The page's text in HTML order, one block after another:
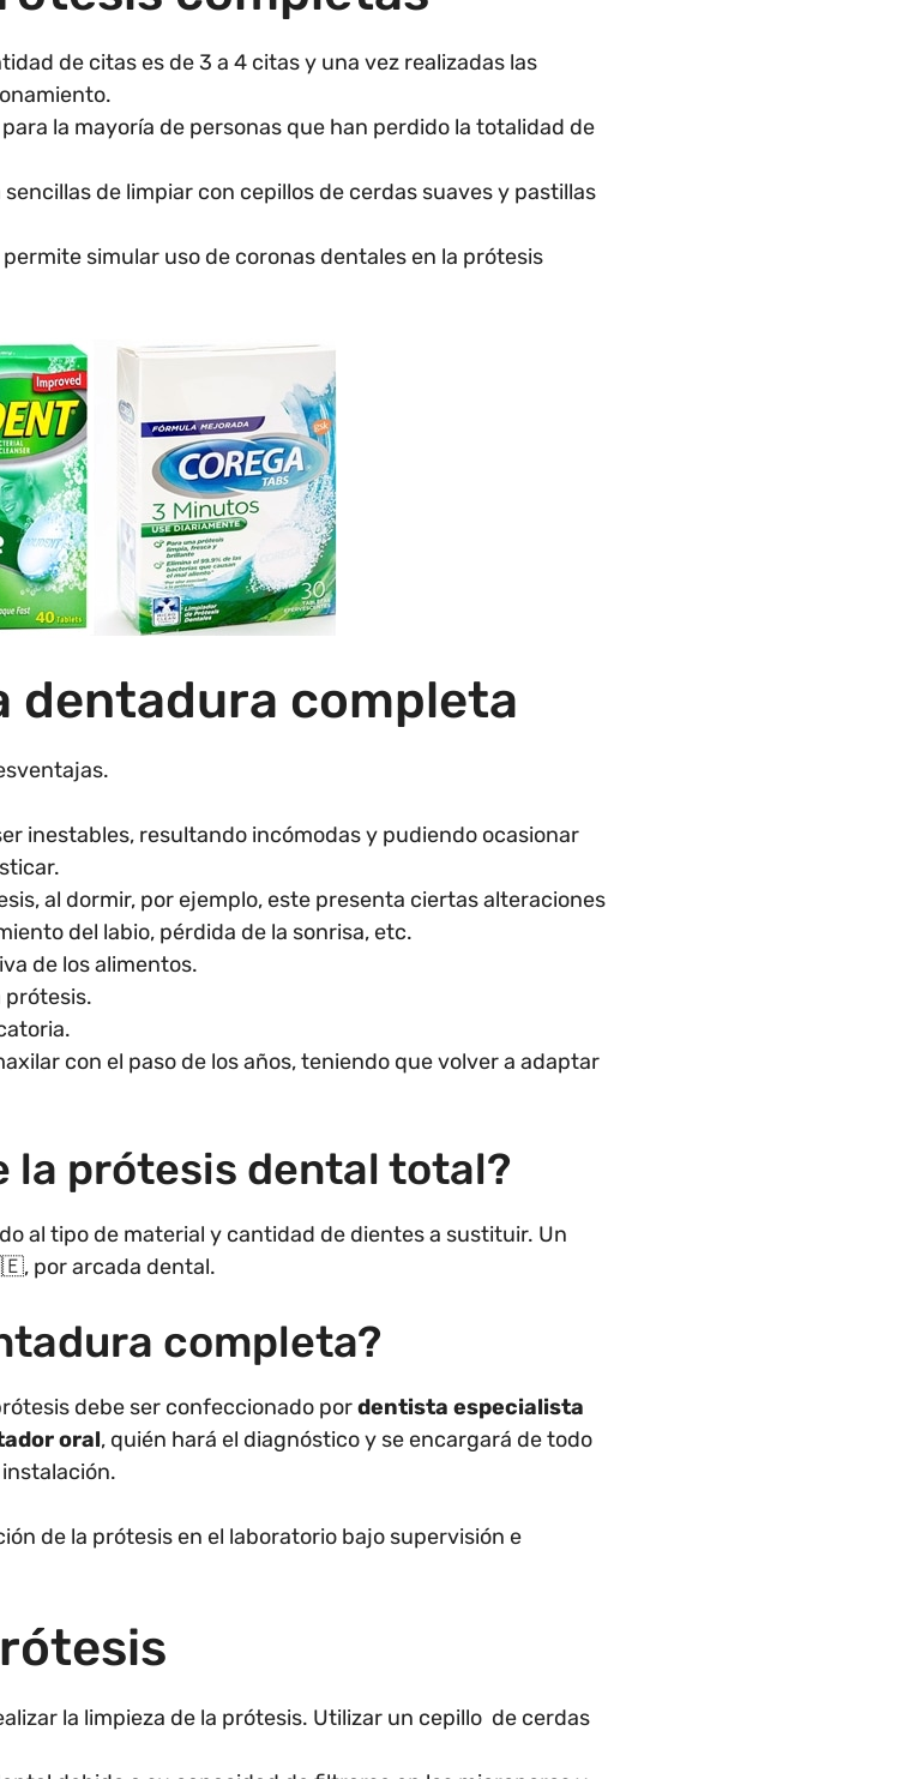
de citas es de 3 a 4 citas y una vez realizadas las
la mayoría de personas que han perdido la totalidad de
de limpiar con cepillos de cerdas suaves y pastillas
simular uso de coronas dentales en la prótesis
dentadura completa
inestables, resultando incómodas y pudiendo ocasionar
al dormir, por ejemplo, este presenta ciertas alteraciones
del labio, pérdida de la sonrisa, etc.
de los alimentos.
prótesis.
con el paso de los años, teniendo que volver a adaptar
la prótesis dental total?
al tipo de material y cantidad de dientes a sustituir. Un
por arcada dental.
completa?
debe ser confeccionado pordentista especialista
oral, quién hará el diagnóstico y se encargará de todo
de la prótesis en el laboratorio bajo supervisión e
la limpieza de la prótesis. Utilizar un cepillo de cerdas